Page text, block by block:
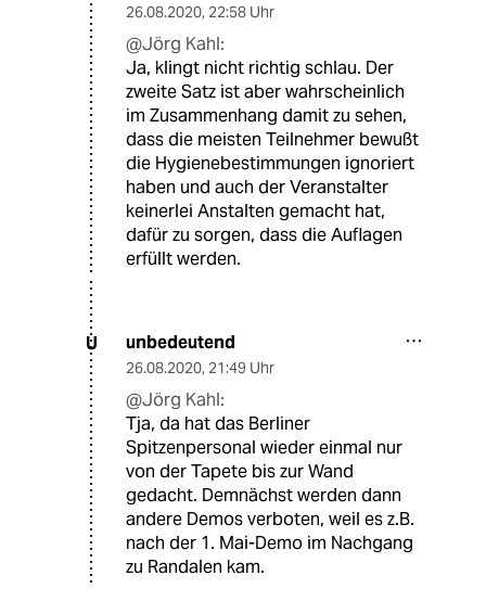
26.08.2020, 22:58 Uhr
@Jörg Kahl:
Ja, klingt nicht richtig schlau. Der
zweite Satz ist aber wahrscheinlich
im Zusammenhang damit zu sehen,
dass die meisten Teilnehmer bewußt
die Hygienebestimmungen ignoriert
haben und auch der Veranstalter
keinerlei Anstalten gemacht hat,
dafür zu sorgen, dass die Auflagen
erfüllt werden.
U unbedeutend
26.08.2020, 21:49 Uhr
@Jörg Kahl:
Tja, da hat das Berliner
Spitzenpersonal wieder einmal nur
von der Tapete bis zur Wand
gedacht. Demnächst werden dann
andere Demos verboten, weil es z.B.
nach der 1. Mai-Demo im Nachgang
zu Randalen kam.